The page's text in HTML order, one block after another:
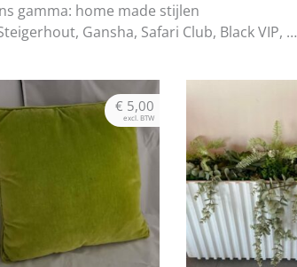
gamma: home made stijlen
Gansha, Safari Club, Black VIP, …
€ 5,00
excl. BTW